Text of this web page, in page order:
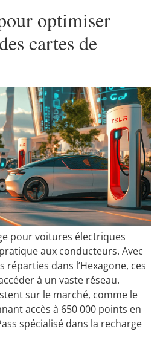
optimiser
cartes de
pour voitures électriques
aux conducteurs. Avec
réparties dans l’Hexagone, ces
à un vaste réseau.
sur le marché, comme le
accès à 650 000 points en
spécialisé dans la recharge